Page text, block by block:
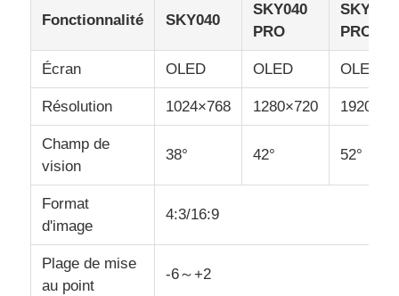
Fonctionnalité SKY040
SKY040
PRO
SKY04X
PRO
Écran OLED OLED OLED
Résolution 1024×768 1280×720
Champ de
vision
38° 42° 52°
Format
d'image
4:3/16:9
Plage de mise
au point
-6～+2